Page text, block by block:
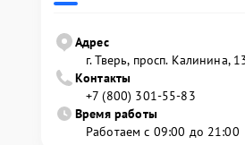
Адрес
г. Тверь, просп. Калинина,
Контакты
+7 (800) 301-55-83
Время работы
Работаем с 09:00 до 21:00